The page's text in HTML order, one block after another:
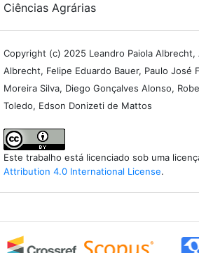
Ciências Agrárias
Copyright (c) 2025 Leandro Paiola Albrecht,
Albrecht, Felipe Eduardo Bauer, Paulo José
Moreira Silva, Diego Gonçalves Alonso,
Toledo, Edson Donizeti de Mattos
Este trabalho está licenciado sob uma
Attribution 4.0 International License.